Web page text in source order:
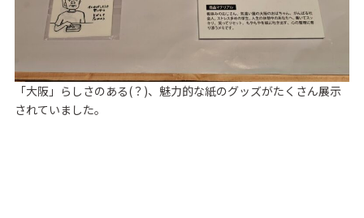
「大阪」らしさのある(？)、魅力的な紙のグッズがたくさん展示
されていました。